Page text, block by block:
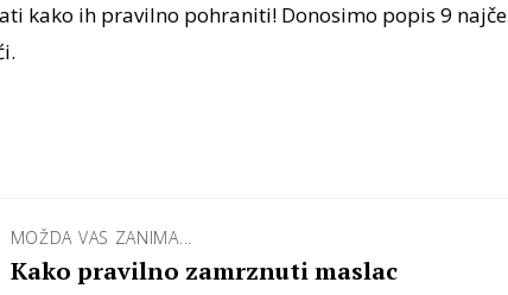
kako ih pravilno pohraniti! Donosimo popis 9
MOŽDA VAS ZANIMA...
Kako pravilno zamrznuti maslac